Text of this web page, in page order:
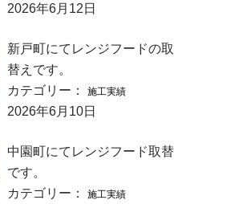
2026年6月12日
新戸町にてレンジフードの取
替えです。
カテゴリー：
施工実績
2026年6月10日
中園町にてレンジフード取替
です。
カテゴリー：
施工実績